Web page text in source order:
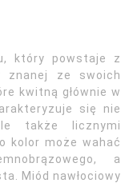
który powstaje z
znanej ze swoich
kwitną głównie w
się nie
także licznymi
kolor może wahać
a
Miód nawłociowy